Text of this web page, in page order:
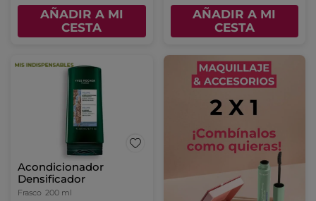
AÑADIR A MI
CESTA
AÑADIR A MI
CESTA
Acondicionador
Densificador
Frasco 200 ml